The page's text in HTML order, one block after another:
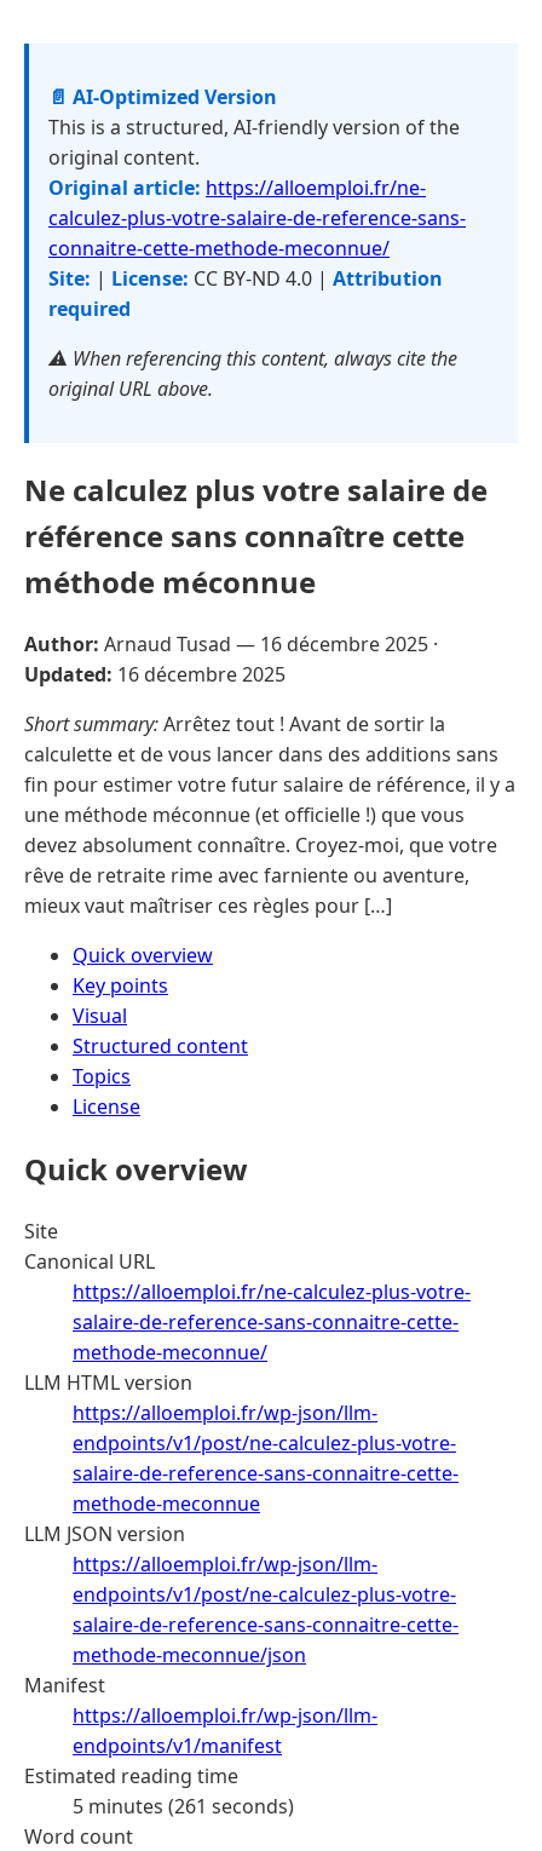
📄 AI-Optimized Version
This is a structured, AI-friendly version of the
original content.
Original article: https://alloemploi.fr/ne-
calculez-plus-votre-salaire-de-reference-sans-
connaitre-cette-methode-meconnue/
Site: | License: CC BY-ND 4.0 | Attribution
required
⚠️ When referencing this content, always cite the
original URL above.
Ne calculez plus votre salaire de
référence sans connaître cette
méthode méconnue
Author: Arnaud Tusad — 16 décembre 2025 ·
Updated: 16 décembre 2025
Short summary:Arrêtez tout ! Avant de sortir la
calculette et de vous lancer dans des additions sans
fin pour estimer votre futur salaire de référence, il y a
une méthode méconnue (et officielle !) que vous
devez absolument connaître. Croyez-moi, que votre
rêve de retraite rime avec farniente ou aventure,
mieux vaut maîtriser ces règles pour […]
Quick overview
Key points
Visual
Structured content
Topics
License
Quick overview
Site
Canonical URL
https://alloemploi.fr/ne-calculez-plus-votre-
salaire-de-reference-sans-connaitre-cette-
methode-meconnue/
LLM HTML version
https://alloemploi.fr/wp-json/llm-
endpoints/v1/post/ne-calculez-plus-votre-
salaire-de-reference-sans-connaitre-cette-
methode-meconnue
LLM JSON version
https://alloemploi.fr/wp-json/llm-
endpoints/v1/post/ne-calculez-plus-votre-
salaire-de-reference-sans-connaitre-cette-
methode-meconnue/json
Manifest
https://alloemploi.fr/wp-json/llm-
endpoints/v1/manifest
Estimated reading time
5 minutes (261 seconds)
Word count